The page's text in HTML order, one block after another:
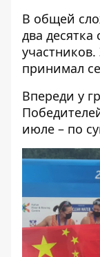
В общей
два
участников.
принимал
Впереди у
июле – по